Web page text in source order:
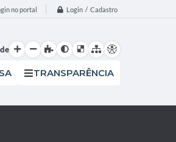
no portal Login / Cadastro
TRANSPARÊNCIA